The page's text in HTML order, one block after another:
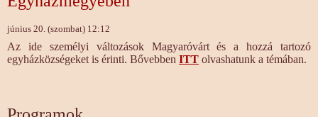
június 20. (szombat) 12:12
Az ide személyi változások Magyaróvárt és a hozzá tartozó
egyházközségeket is érinti. Bővebben ITT olvashatunk a témában.